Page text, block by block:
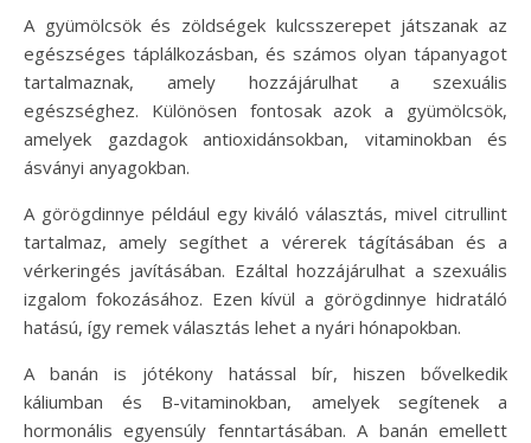
A gyümölcsök és zöldségek kulcsszerepet játszanak az
egészséges táplálkozásban, és számos olyan tápanyagot
tartalmaznak, amely hozzájárulhat a szexuális
egészséghez. Különösen fontosak azok a gyümölcsök,
amelyek gazdagok antioxidánsokban, vitaminokban és
ásványi anyagokban.
A görögdinnye például egy kiváló választás, mivel citrullint
tartalmaz, amely segíthet a vérerek tágításában és a
vérkeringés javításában. Ezáltal hozzájárulhat a szexuális
izgalom fokozásához. Ezen kívül a görögdinnye hidratáló
hatású, így remek választás lehet a nyári hónapokban.
A banán is jótékony hatással bír, hiszen bővelkedik
káliumban és B-vitaminokban, amelyek segítenek a
hormonális egyensúly fenntartásában. A banán emellett